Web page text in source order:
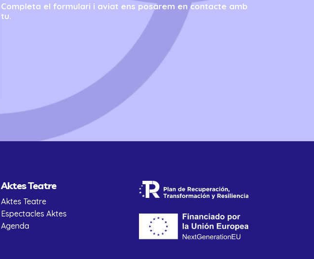
Completa el formulari i aviat ens posarem en contacte amb
tu.
Aktes Teatre
Aktes Teatre
Espectacles Aktes
Agenda